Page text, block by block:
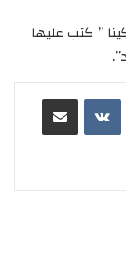
” كتب عليها